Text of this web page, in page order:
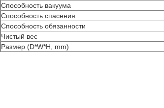
Способность вакуума
Способность спасения
Способность обязанности
Чистый вес
Размер (D*W*H, mm)